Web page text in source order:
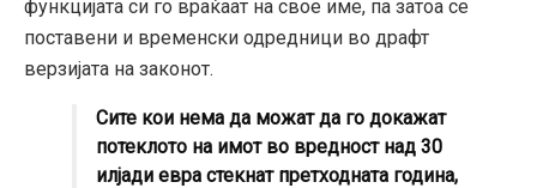
функцијата си го враќаат на свое име, па затоа се
поставени и временски одредници во драфт
верзијата на законот.
Сите кои нема да можат да го докажат
потеклото на имот во вредност над 30
илјади евра стекнат претходната година,